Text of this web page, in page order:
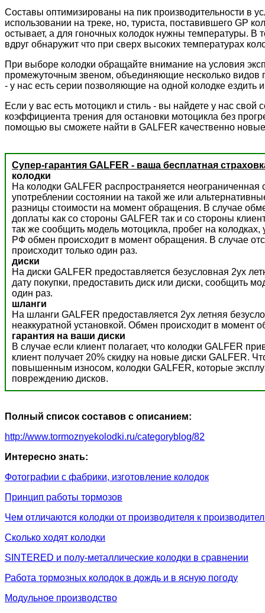
Составы оптимизированы на пик производительности в
использовании на треке, но, туриста, поставившего GP
остывает, а для гоночных колодок нужны температуры. В
вдруг обнаружит что при сверх высоких температурах
При выборе колодки обращайте внимание на условия
промежуточным звеном, объединяющие несколько видов
- у нас есть серии позволяющие на одной колодке ездить
Если у вас есть мотоцикл и стиль - вы найдете у нас
коэффициента трения для остановки мотоцикла без
помощью вы сможете найти в GALFER качественно
Супер-гарантия GALFER - ваша бесплатная
колодки
На колодки GALFER распространяется
употреблении состоянии на такой же или
разницы стоимости на момент обращения. В случае
доплаты как со стороны GALFER так и со стороны
так же сообщить модель мотоцикла, пробег на
РФ обмен происходит в момент обращения. В случае
происходит только один раз.
диски
На диски GALFER предоставляется безусловная 2ух
дату покупки, предоставить диск или диски, сообщить
один раз.
шланги
На шланги GALFER предоставляется 2ух летняя
неаккуратной установкой. Обмен происходит в момент
гарантия на ваши диски
В случае если клиент полагает, что колодки GALFER
клиент получает 20% скидку на новые диски GALFER.
повышенным износом, колодки GALFER, которые
повреждению дисков.
Полный список составов с описанием:
http://www.tormoznyekolodki.ru/categoryblog/82
Интересно знать:
Фотографии с фабрики, изготовление колодок
Принцип работы тормозов
Чем отличаются колодки от производителя к
Сколько ходят колодки
SINTERED и полу-металлические колодки в сравнении
Работа тормозных колодок в дождь и в ясную погоду
Модульное производство